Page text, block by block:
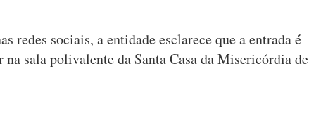
redes sociais, a entidade esclarece que a entrada é
na sala polivalente da Santa Casa da Misericórdia de